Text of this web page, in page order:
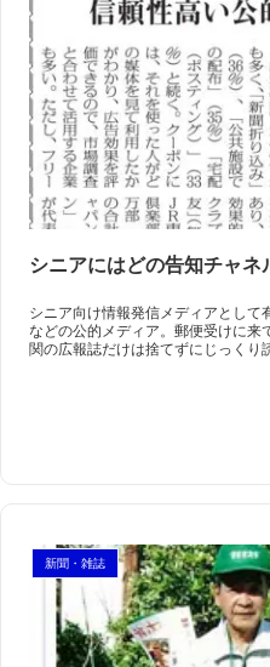
シニアにはどの告知チャネ
シニア向け情報発信メディアとし
などの公的メディア。郵便受けに来
関の広報誌だけは捨てずにじっくり
新聞・雑誌